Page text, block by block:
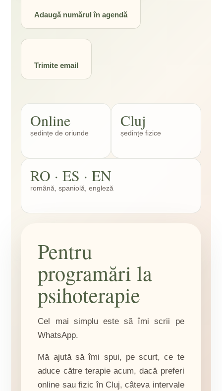
Adaugă numărul în agendă
Trimite email
Online
ședințe de oriunde
Cluj
ședințe fizice
RO · ES · EN
română, spaniolă, engleză
Pentru
programări la
psihoterapie
Cel mai simplu este să îmi scrii pe
WhatsApp.
Mă ajută să îmi spui, pe scurt, ce te
aduce către terapie acum, dacă preferi
online sau fizic în Cluj, câteva intervale